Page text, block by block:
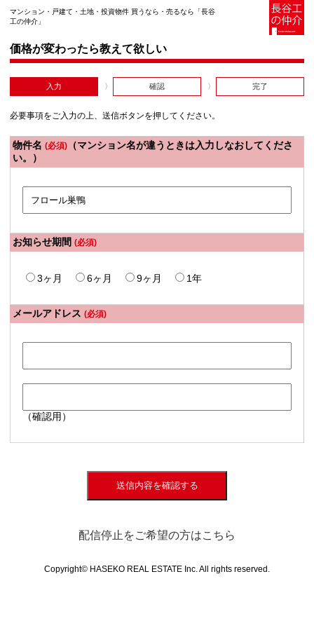
マンション・戸建て・土地・投資物件 買うなら・売るなら「長谷
工の仲介」
価格が変わったら教えて欲しい
入力 確認 完了
必要事項をご入力の上、送信ボタンを押してください。
物件名 (必須) （マンション名が違うときは入力しなおしてくださ
い。）
お知らせ期間 (必須)
3ヶ月 6ヶ月 9ヶ月 1年
メールアドレス (必須)
（確認用）
送信内容を確認する
配信停止をご希望の方はこちら
Copyright© HASEKO REAL ESTATE Inc. All rights reserved.